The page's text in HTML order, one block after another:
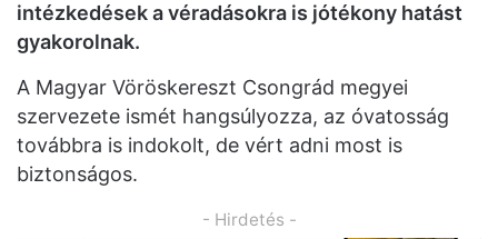
intézkedések a véradásokra is jótékony hatást
gyakorolnak.
A Magyar Vöröskereszt Csongrád megyei
szervezete ismét hangsúlyozza, az óvatosság
továbbra is indokolt, de vért adni most is
biztonságos.
- Hirdetés -